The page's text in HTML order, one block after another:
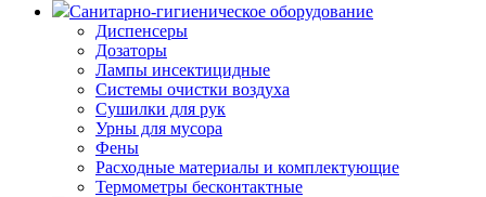
Санитарно-гигиеническое оборудование
Диспенсеры
Дозаторы
Лампы инсектицидные
Системы очистки воздуха
Сушилки для рук
Урны для мусора
Фены
Расходные материалы и комплектующие
Термометры бесконтактные